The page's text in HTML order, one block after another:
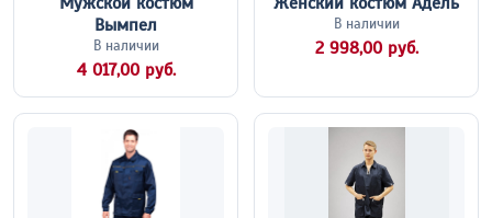
Вымпел
В наличии
4 017,00 руб.
В наличии
2 998,00 руб.